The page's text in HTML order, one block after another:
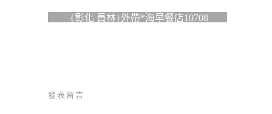
{彰化 員林}外帶*海早餐店10708
發表留言